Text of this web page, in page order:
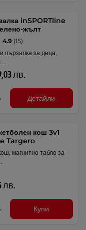
inSPORTline
жълт
4.9 (15)
пързалка за деца,
…
лв.
Детайли
кош 3v1
Targero
магнитно табло за
лв.
Купи